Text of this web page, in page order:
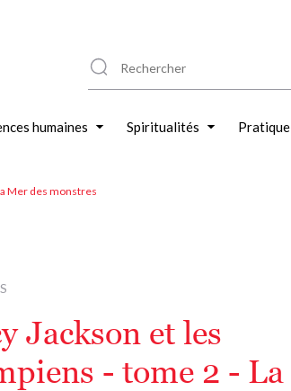
humaines Spiritualités Pratique
Mer des monstres
Jackson et les
- tome 2 - La